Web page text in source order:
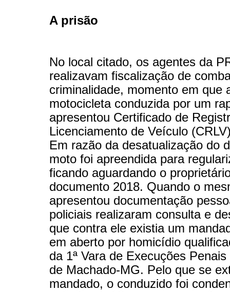
A prisão
No local citado, os agentes da
realizavam fiscalização de
criminalidade, momento em que
motocicleta conduzida por um
apresentou Certificado de
Licenciamento de Veículo
Em razão da desatualização do
moto foi apreendida para
ficando aguardando o
documento 2018. Quando o
apresentou documentação
policiais realizaram consulta e
que contra ele existia um
em aberto por homicídio
da 1ª Vara de Execuções
de Machado-MG. Pelo que se
mandado, o conduzido foi